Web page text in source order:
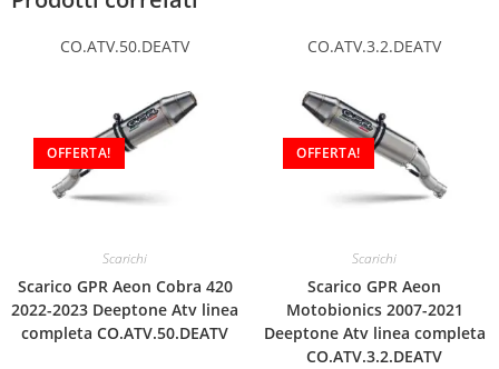
CO.ATV.50.DEATV
OFFERTA!
Scarichi
Scarico GPR Aeon Cobra 420
2022-2023 Deeptone Atv linea
completa CO.ATV.50.DEATV
CO.ATV.3.2.DEATV
OFFERTA!
Scarichi
Scarico GPR Aeon
Motobionics 2007-2021
Deeptone Atv linea completa
CO.ATV.3.2.DEATV